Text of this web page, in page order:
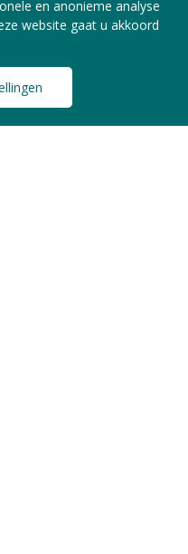
en anonieme analyse
website gaat u akkoord